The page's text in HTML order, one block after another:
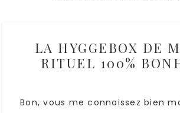
LA HYGGEBOX DE
RITUEL 100%
Bon, vous me connaissez bien